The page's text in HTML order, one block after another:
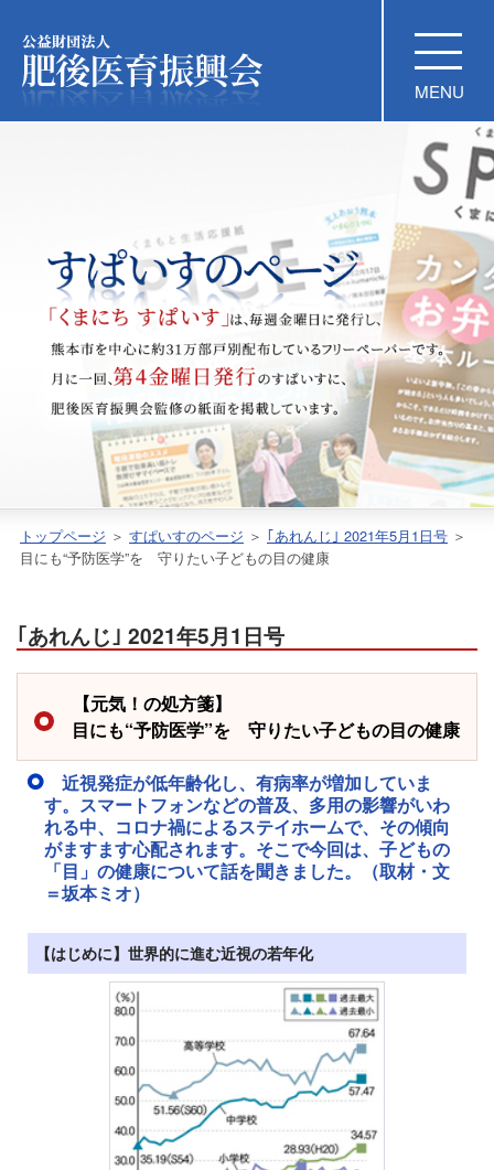
公益財団法人 肥後医育振興
トップページ ＞ すぱいすのページ ＞ ｢あれんじ｣ 2021年5月1日号 ＞
目にも“予防医学”を 守りたい子どもの目の健康
｢あれんじ｣ 2021年5月1日号
【元気！の処方箋】
目にも“予防医学”を 守りたい子どもの目の健康
近視発症が低年齢化し、有病率が増加していま
す。スマートフォンなどの普及、多用の影響がいわ
れる中、コロナ禍によるステイホームで、その傾向
がますます心配されます。そこで今回は、子どもの
「目」の健康について話を聞きました。（取材・文
＝坂本ミオ）
【はじめに】世界的に進む近視の若年化